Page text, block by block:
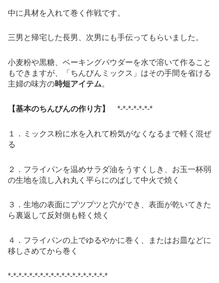
中に具材を入れて巻く作戦です。
三男と帰宅した長男、次男にも手伝ってもらいました。
小麦粉や黒糖、ベーキングパウダーを水で溶いて作ること
もできますが、「ちんびんミックス」はその手間を省ける
主婦の味方の時短アイテム。
【基本のちんびんの作り方】 *-*-*-*-*-*-*
１．ミックス粉に水を入れて粉気がなくなるまで軽く混ぜ
る
２．フライパンを温めサラダ油をうすくしき、お玉一杯弱
の生地を流し入れ丸く平らにのばして中火で焼く
３．生地の表面にプツプツと穴ができ、表面が乾いてきた
ら裏返して反対側も軽く焼く
４．フライパンの上でゆるやかに巻く、またはお皿などに
移しさめてから巻く
*-*-*-*-*-*-*-*-*-*-*-*-*-*-*-*-*-*-*